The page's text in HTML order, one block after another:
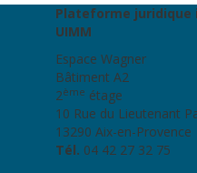
Plateforme juridique
UIMM
Espace Wagner
Bâtiment A2
2ème étage
10 Rue du Lieutenant
13290 Aix-en-Provence
Tél. 04 42 27 32 75